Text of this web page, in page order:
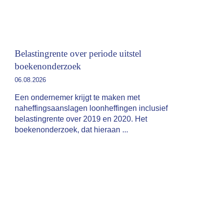
Belastingrente over periode uitstel
boekenonderzoek
06.08.2026
Een ondernemer krijgt te maken met
naheffingsaanslagen loonheffingen inclusief
belastingrente over 2019 en 2020. Het
boekenonderzoek, dat hieraan